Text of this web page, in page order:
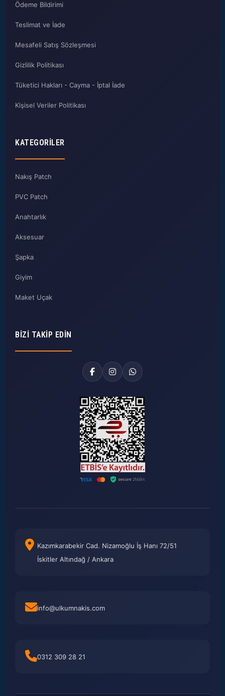
Ödeme Bildirimi
Teslimat ve İade
Mesafeli Satış Sözleşmesi
Gizlilik Politikası
Tüketici Hakları - Cayma - İptal İade
Kişisel Veriler Politikası
KATEGORILER
Nakış Patch
PVC Patch
Anahtarlık
Aksesuar
Şapka
Giyim
Maket Uçak
BIZI TAKIP EDIN
Kazımkarabekir Cad. Nizamoğlu İş Hanı 72/51
İskitler Altındağ / Ankara
info@ulkumnakis.com
0312 309 28 21